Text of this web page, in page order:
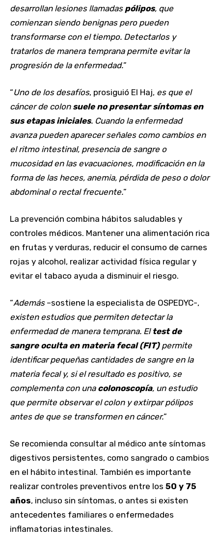
desarrollan lesiones llamadas pólipos, que
comienzan siendo benignas pero pueden
transformarse con el tiempo. Detectarlos y
tratarlos de manera temprana permite evitar la
progresión de la enfermedad.”
“Uno de los desafíos, prosiguió El Haj, es que el
cáncer de colon suele no presentar síntomas en
sus etapas iniciales. Cuando la enfermedad
avanza pueden aparecer señales como cambios en
el ritmo intestinal, presencia de sangre o
mucosidad en las evacuaciones, modificación en la
forma de las heces, anemia, pérdida de peso o dolor
abdominal o rectal frecuente.”
La prevención combina hábitos saludables y
controles médicos. Mantener una alimentación rica
en frutas y verduras, reducir el consumo de carnes
rojas y alcohol, realizar actividad física regular y
evitar el tabaco ayuda a disminuir el riesgo.
“Además–sostiene la especialista de OSPEDYC-,
existen estudios que permiten detectar la
enfermedad de manera temprana. El test de
sangre oculta en materia fecal (FIT)permite
identificar pequeñas cantidades de sangre en la
materia fecal y, si el resultado es positivo, se
complementa con una colonoscopía, un estudio
que permite observar el colon y extirpar pólipos
antes de que se transformen en cáncer.”
Se recomienda consultar al médico ante síntomas
digestivos persistentes, como sangrado o cambios
en el hábito intestinal. También es importante
realizar controles preventivos entre los 50 y 75
años, incluso sin síntomas, o antes si existen
antecedentes familiares o enfermedades
inflamatorias intestinales.